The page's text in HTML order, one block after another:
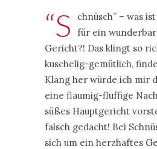
“S
chnüsch” – was
für ein
Gericht?! Das klingt so
kuschelig-gemütlich,
Klang her würde ich mir
eine flaumig-fluffige
süßes Hauptgericht
falsch gedacht! Bei
sich um ein herzhaftes